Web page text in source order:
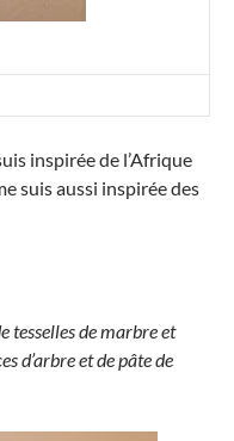
inspirée de l’Afrique
suis aussi inspirée des
tesselles de marbre et
d’arbre et de pâte de